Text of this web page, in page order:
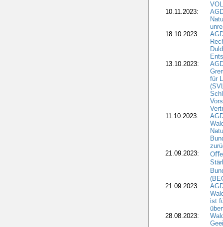
10.11.2023:
18.10.2023:
13.10.2023:
für
11.10.2023:
21.09.2023:
21.09.2023:
ist
28.08.2023: